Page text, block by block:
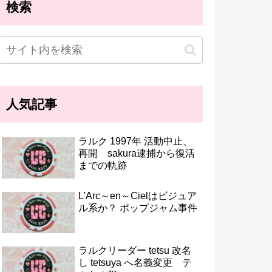
検索
人気記事
ラルク 1997年 活動中止、
再開 sakura逮捕から復活
までの軌跡
L'Arc～en～Cielはビジュア
ル系か？ ポップジャム事件
ラルクリーダー tetsu 改名
し tetsuya へ名義変更 テ